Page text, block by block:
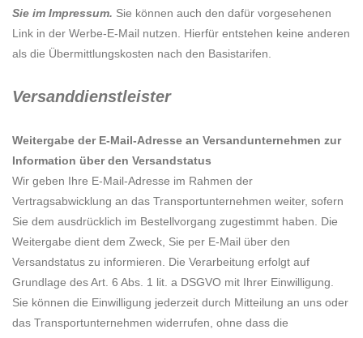
Sie im Impressum. Sie können auch den dafür vorgesehenen
Link in der Werbe-E-Mail nutzen. Hierfür entstehen keine anderen
als die Übermittlungskosten nach den Basistarifen.
Versanddienstleister
Weitergabe der E-Mail-Adresse an Versandunternehmen zur
Information über den Versandstatus
Wir geben Ihre E-Mail-Adresse im Rahmen der
Vertragsabwicklung an das Transportunternehmen weiter, sofern
Sie dem ausdrücklich im Bestellvorgang zugestimmt haben. Die
Weitergabe dient dem Zweck, Sie per E-Mail über den
Versandstatus zu informieren. Die Verarbeitung erfolgt auf
Grundlage des Art. 6 Abs. 1 lit. a DSGVO mit Ihrer Einwilligung.
Sie können die Einwilligung jederzeit durch Mitteilung an uns oder
das Transportunternehmen widerrufen, ohne dass die